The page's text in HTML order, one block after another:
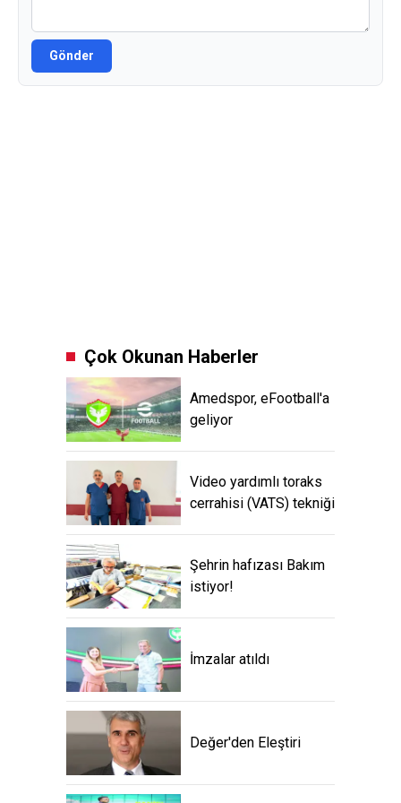
Gönder
Çok Okunan Haberler
Amedspor, eFootball'a
geliyor
Video yardımlı toraks
cerrahisi (VATS) tekniği
Şehrin hafızası Bakım
istiyor!
İmzalar atıldı
Değer'den Eleştiri